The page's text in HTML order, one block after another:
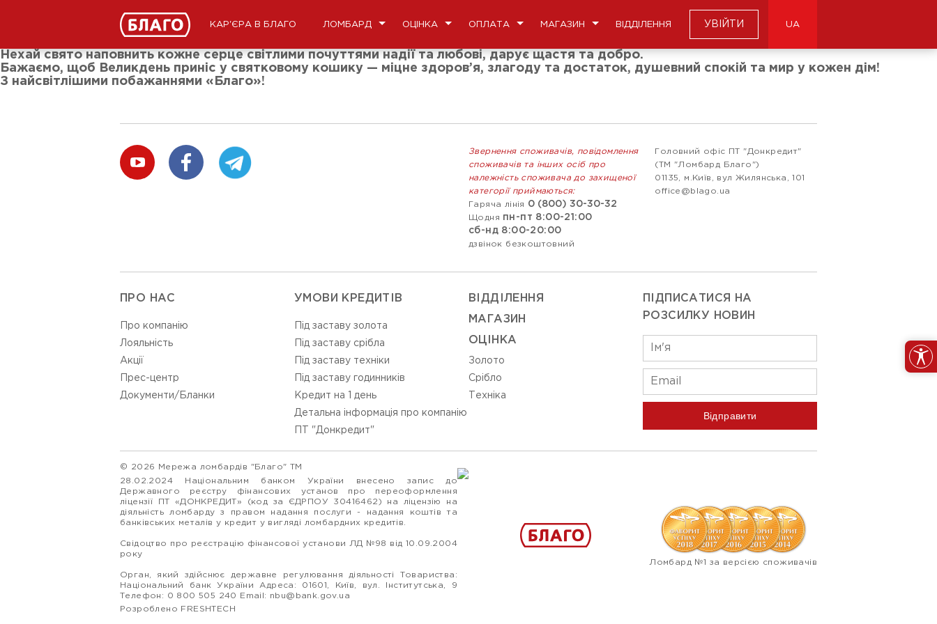
КАР'ЄРА В БЛАГО ЛОМБАРД ОЦІНКА ОПЛАТА МАГАЗИН ВІДДІЛЕННЯ УВІЙТИ UA
Підписники соц-мереж
Нехай свято наповнить кожне серце світлими почуттями надії та любові, дарує щастя та добро.
Бажаємо, щоб Великдень приніс у святковому кошику — міцне здоров’я, злагоду та достаток, душевний спокій та мир у кожен дім!
З найсвітлішими побажаннями «Благо»!
Звернення споживачів, повідомлення
споживачів та інших осіб про
належність споживача до захищеної
категорії приймаються:
Гаряча лінія
0 (800) 30-30-32
Щодня пн-пт 8:00-21:00
сб-нд 8:00-20:00
дзвінок безкоштовний
Головний офіс ПТ "Донкредит"
(ТМ "Ломбард Благо")
01135, м.Київ, вул Жилянська, 101
office@blago.ua
ПРО НАС
Про компанію
Лояльність
Акції
Прес-центр
Документи/Бланки
УМОВИ КРЕДИТІВ
Під заставу золота
Під заставу срібла
Під заставу техніки
Під заставу годинників
Кредит на 1 день
Детальна інформація про компанію
ПТ "Донкредит"
ВIДДIЛЕННЯ
МАГАЗИН
ОЦIНКА
Золото
Срiбло
Технiка
ПІДПИСАТИСЯ НА
РОЗСИЛКУ НОВИН
Відправити
© 2026 Мережа ломбардів "Благо" ТМ
28.02.2024 Національним банком України внесено запис до
Державного реєстру фінансових установ про переоформлення
ліцензії ПТ «ДОНКРЕДИТ» (код за ЄДРПОУ 30416462) на ліцензію на
діяльність ломбарду з правом надання послуги - надання коштів та
банківських металів у кредит у вигляді ломбардних кредитів.
Свідоцтво про реєстрацію фінансової установи ЛД №98 від 10.09.2004
року
Орган, який здійснює державне регулювання діяльності Товариства:
Національний банк України Адреса: 01601, Київ, вул. Інститутська, 9
Телефон: 0 800 505 240 Email: nbu@bank.gov.ua
Розроблено FRESHTECH
Ломбард №1 за версією споживачів